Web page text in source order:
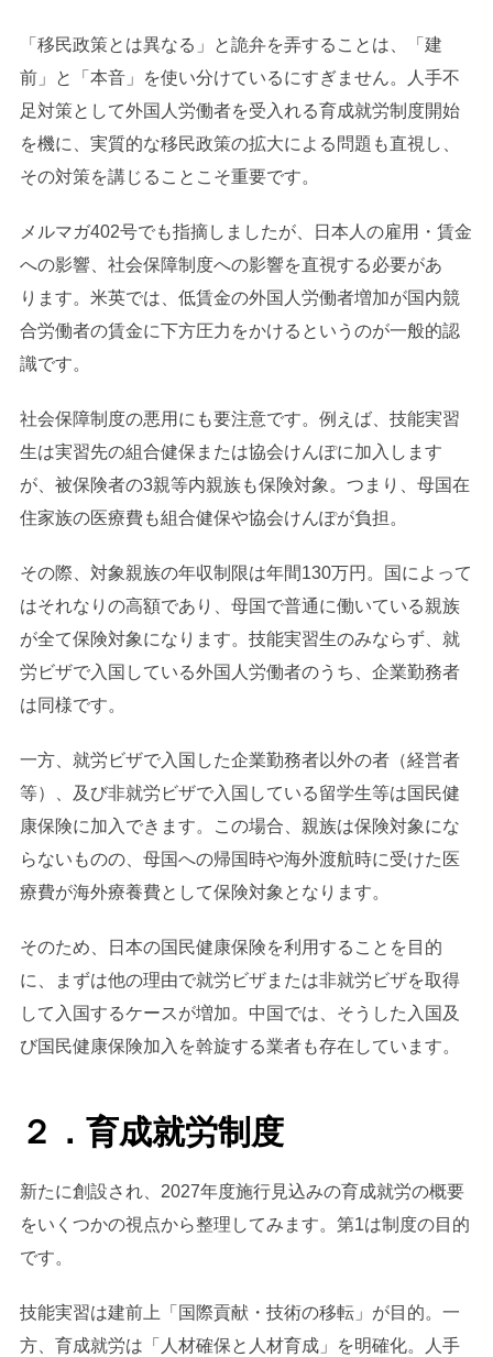
「移民政策とは異なる」と詭弁を弄することは、「建
前」と「本音」を使い分けているにすぎません。人手不
足対策として外国人労働者を受入れる育成就労制度開始
を機に、実質的な移民政策の拡大による問題も直視し、
その対策を講じることこそ重要です。
メルマガ402号でも指摘しましたが、日本人の雇用・賃金
への影響、社会保障制度への影響を直視する必要があ
ります。米英では、低賃金の外国人労働者増加が国内競
合労働者の賃金に下方圧力をかけるというのが一般的認
識です。
社会保障制度の悪用にも要注意です。例えば、技能実習
生は実習先の組合健保または協会けんぽに加入します
が、被保険者の3親等内親族も保険対象。つまり、母国在
住家族の医療費も組合健保や協会けんぽが負担。
その際、対象親族の年収制限は年間130万円。国によって
はそれなりの高額であり、母国で普通に働いている親族
が全て保険対象になります。技能実習生のみならず、就
労ビザで入国している外国人労働者のうち、企業勤務者
は同様です。
一方、就労ビザで入国した企業勤務者以外の者（経営者
等）、及び非就労ビザで入国している留学生等は国民健
康保険に加入できます。この場合、親族は保険対象にな
らないものの、母国への帰国時や海外渡航時に受けた医
療費が海外療養費として保険対象となります。
そのため、日本の国民健康保険を利用することを目的
に、まずは他の理由で就労ビザまたは非就労ビザを取得
して入国するケースが増加。中国では、そうした入国及
び国民健康保険加入を斡旋する業者も存在しています。
２．育成就労制度
新たに創設され、2027年度施行見込みの育成就労の概要
をいくつかの視点から整理してみます。第1は制度の目的
です。
技能実習は建前上「国際貢献・技術の移転」が目的。一
方、育成就労は「人材確保と人材育成」を明確化。人手